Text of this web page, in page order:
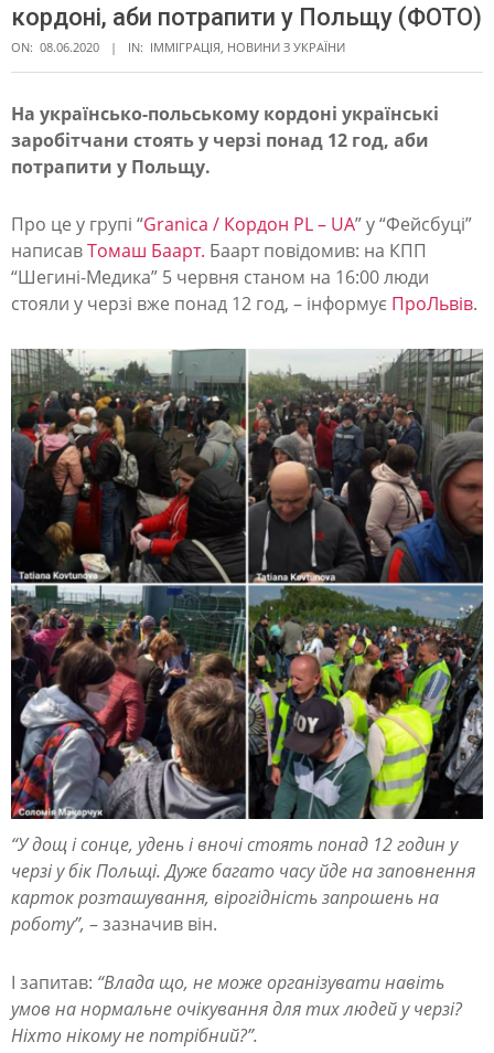
кордоні, аби потрапити у Польщу (ФОТО)
ON: 08.06.2020 IN: ІММІГРАЦІЯ НОВИНИ З УКРАЇНИ
П
і
д
д
о
щ
е
м
і
с
о
н
ц
е
м
,
в
д
е
н
ь
і
в
о
ч
На українсько-польському кордоні українські
заробітчани стоять у черзі понад 12 год, аби
потрапити у Польщу.
Про це у групі “Granica / Кордон PL – UA” у “Фейсбуці”
написавТомаш Баарт. Баарт повідомив: на КПП
“Шегині-Медика” 5 червня станом на 16:00 люди
стояли у черзі вже понад 12 год, – інформує ПроЛьвів.
“У дощ і сонце, удень і вночі стоять понад 12 годин у
черзі у бік Польщі. Дуже багато часу йде на заповнення
карток розташування, вірогідність запрошень на
роботу”, – зазначив він.
І запитав: “Влада що, не може організувати навіть
умов на нормальне очікування для тих людей у черзі?
Ніхто нікому не потрібний?”.